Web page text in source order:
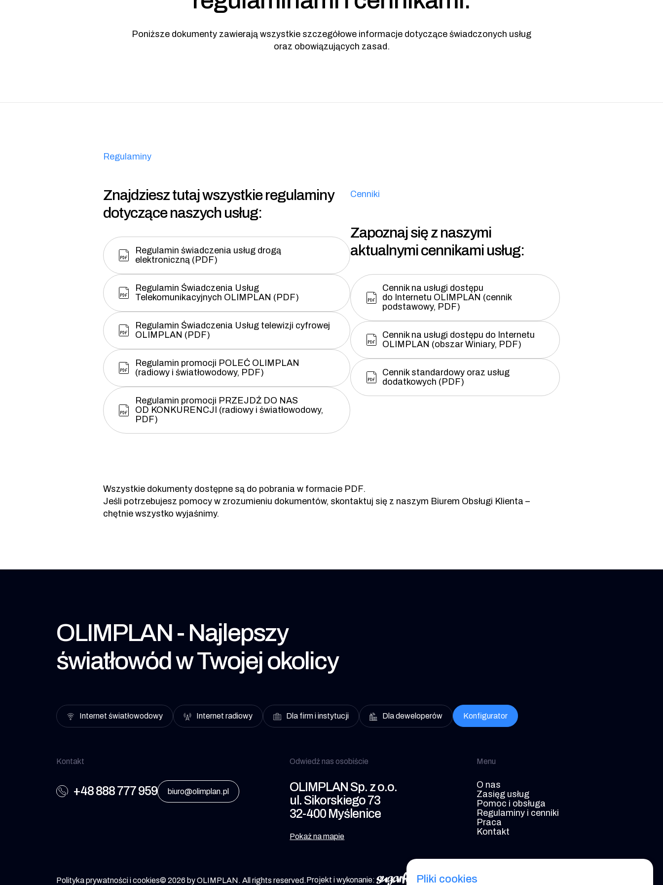
Poniższe dokumenty zawierają wszystkie szczegółowe informacje dotyczące świadczonych usług
oraz obowiązujących zasad.
Regulaminy
Znajdziesz tutaj wszystkie regulaminy
dotyczące naszych usług:
Regulamin świadczenia usług drogą
elektroniczną (PDF)
Regulamin Świadczenia Usług
Telekomunikacyjnych OLIMPLAN (PDF)
Regulamin Świadczenia Usług telewizji cyfrowej
OLIMPLAN (PDF)
Regulamin promocji POLEĆ OLIMPLAN
(radiowy i światłowodowy, PDF)
Regulamin promocji PRZEJDŹ DO NAS
OD KONKURENCJI (radiowy i światłowodowy,
PDF)
Cenniki
Zapoznaj się z naszymi
aktualnymi cennikami usług:
Cennik na usługi dostępu
do Internetu OLIMPLAN (cennik
podstawowy, PDF)
Cennik na usługi dostępu do Internetu
OLIMPLAN (obszar Winiary, PDF)
Cennik standardowy oraz usług
dodatkowych (PDF)
Wszystkie dokumenty dostępne są do pobrania w formacie PDF.
Jeśli potrzebujesz pomocy w zrozumieniu dokumentów, skontaktuj się z naszym Biurem Obsługi Klienta –
chętnie wszystko wyjaśnimy.
OLIMPLAN - Najlepszy
światłowód w Twojej okolicy
Internet światłowodowy Internet radiowy Dla firm i instytucji Dla deweloperów Konfigurator
Kontakt
+48 888 777 959 biuro@olimplan.pl
Odwiedź nas osobiście
OLIMPLAN Sp. z o.o.
ul. Sikorskiego 73
32-400 Myślenice
Pokaż na mapie
Menu
O nas
Zasięg usług
Pomoc i obsługa
Regulaminy i cenniki
Praca
Kontakt
Polityka prywatności i cookies© 2026 by OLIMPLAN. All rights reserved.Projekt i wykonanie: Pliki cookies